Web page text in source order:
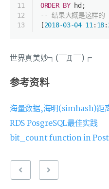
11
12
13
ORDER BY hd;
-- 结果大概是这样的
[2018-03-04 11 : 18:
世界真美妙┑(￣Д ￣)┍
参考资料
海量数据,海明(simhash)距
RDS PosgreSQL最佳实践
bit_count function in